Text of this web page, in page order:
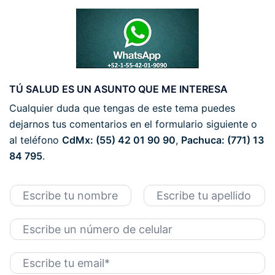
TÚ SALUD ES UN ASUNTO QUE ME INTERESA
Cualquier duda que tengas de este tema puedes
dejarnos tus comentarios en el formulario siguiente o
al teléfono CdMx: (55) 42 01 90 90, Pachuca: (771) 13
84 795.
N
o
b
r
e
o
b
e
p
e
l
T
e
éC
o